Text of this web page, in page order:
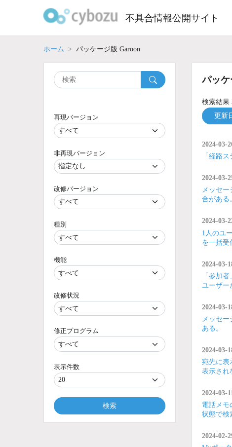
不具合情報公開サイト
ホーム パッケージ版 Garoon
パッ
検索結果
更新
2024-03-
「経路
2024-03-
メッセ
合がある
2024-03-
1人のユ
を一括受
2024-03-
「参加
ユーザー
2024-03-
メッセ
ある。
2024-03-
宛先に表
表示され
2024-03-
電話メモ
状態で検
2024-02-
再現バージョン
非再現バージョン
改修バージョン
種別
機能
改修状況
修正プログラム
表示件数
検索